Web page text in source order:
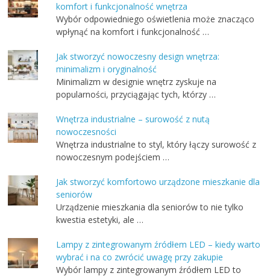
komfort i funkcjonalność wnętrza
Wybór odpowiedniego oświetlenia może znacząco
wpłynąć na komfort i funkcjonalność …
Jak stworzyć nowoczesny design wnętrza:
minimalizm i oryginalność
Minimalizm w designie wnętrz zyskuje na
popularności, przyciągając tych, którzy …
Wnętrza industrialne – surowość z nutą
nowoczesności
Wnętrza industrialne to styl, który łączy surowość z
nowoczesnym podejściem …
Jak stworzyć komfortowo urządzone mieszkanie dla
seniorów
Urządzenie mieszkania dla seniorów to nie tylko
kwestia estetyki, ale …
Lampy z zintegrowanym źródłem LED – kiedy warto
wybrać i na co zwrócić uwagę przy zakupie
Wybór lampy z zintegrowanym źródłem LED to